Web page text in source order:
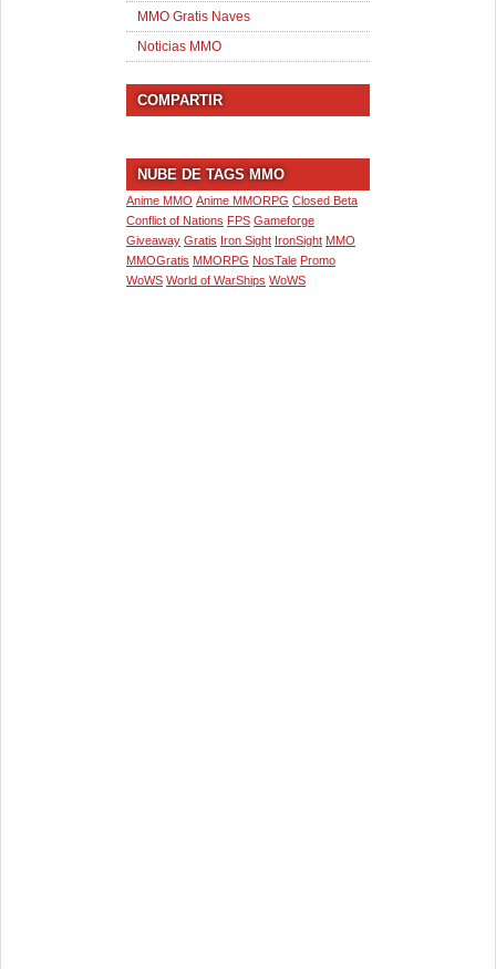
MMO Gratis Naves
Noticias MMO
COMPARTIR
NUBE DE TAGS MMO
Anime MMO Anime MMORPG Closed Beta
Conflict of Nations FPS Gameforge
Giveaway Gratis Iron Sight IronSight MMO
MMOGratis MMORPG NosTale Promo
WoWS World of WarShips WoWS